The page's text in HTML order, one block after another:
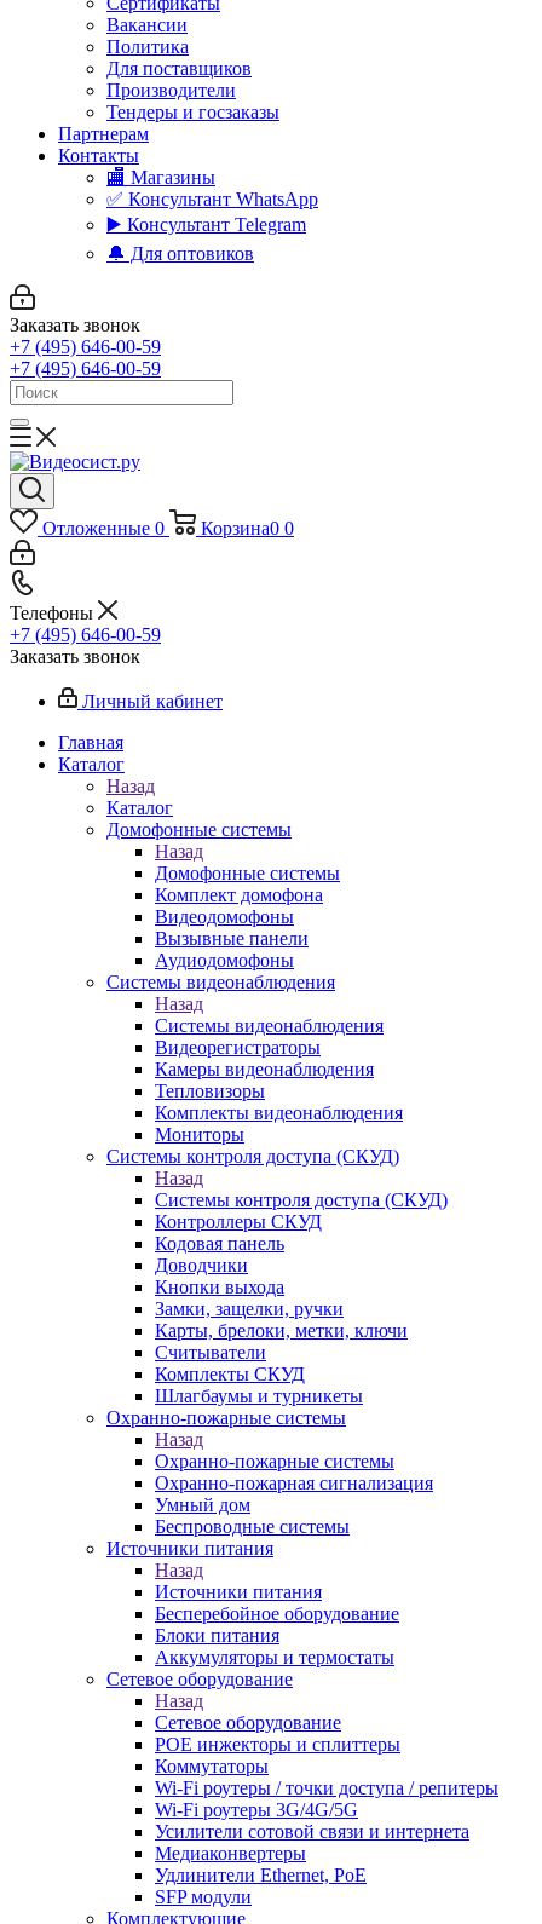
Вакансии
Политика
Для поставщиков
Производители
Тендеры и госзаказы
Партнерам
Контакты
🏬 Магазины
✅️ Консультант WhatsApp
▶️ Консультант Telegram
🔔 Для оптовиков
Заказать звонок
+7 (495) 646-00-59
+7 (495) 646-00-59
Отложенные 0 Корзина0 0
Телефоны
+7 (495) 646-00-59
Заказать звонок
Личный кабинет
Главная
Каталог
Назад
Каталог
Домофонные системы
Назад
Домофонные системы
Комплект домофона
Видеодомофоны
Вызывные панели
Аудиодомофоны
Системы видеонаблюдения
Назад
Системы видеонаблюдения
Видеорегистраторы
Камеры видеонаблюдения
Тепловизоры
Комплекты видеонаблюдения
Мониторы
Системы контроля доступа (СКУД)
Назад
Системы контроля доступа (СКУД)
Контроллеры СКУД
Кодовая панель
Доводчики
Кнопки выхода
Замки, защелки, ручки
Карты, брелоки, метки, ключи
Считыватели
Комплекты СКУД
Шлагбаумы и турникеты
Охранно-пожарные системы
Назад
Охранно-пожарные системы
Охранно-пожарная сигнализация
Умный дом
Беспроводные системы
Источники питания
Назад
Источники питания
Бесперебойное оборудование
Блоки питания
Аккумуляторы и термостаты
Сетевое оборудование
Назад
Сетевое оборудование
POE инжекторы и сплиттеры
Коммутаторы
Wi-Fi роутеры / точки доступа / репитеры
Wi-Fi роутеры 3G/4G/5G
Усилители сотовой связи и интернета
Медиаконвертеры
Удлинители Ethernet, PoE
SFP модули
Комплектующие